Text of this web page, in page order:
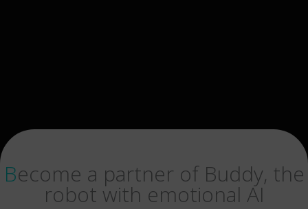
Become a partner of Buddy, the
robot with emotional AI